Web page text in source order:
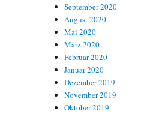
September 2020
August 2020
Mai 2020
März 2020
Februar 2020
Januar 2020
Dezember 2019
November 2019
Oktober 2019